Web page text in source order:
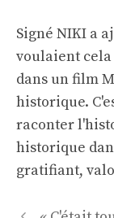
Signé NIKI a
voulaient cela
dans un film
historique.
raconter
historique
gratifiant,